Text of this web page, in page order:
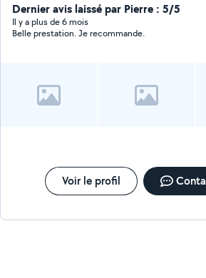
Dernier avis laissé par Pierre : 5/5
Il y a plus de 6 mois
Belle prestation. Je recommande.
Voir le profil